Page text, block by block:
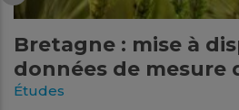
Bretagne : mise à
données de mesure
Études